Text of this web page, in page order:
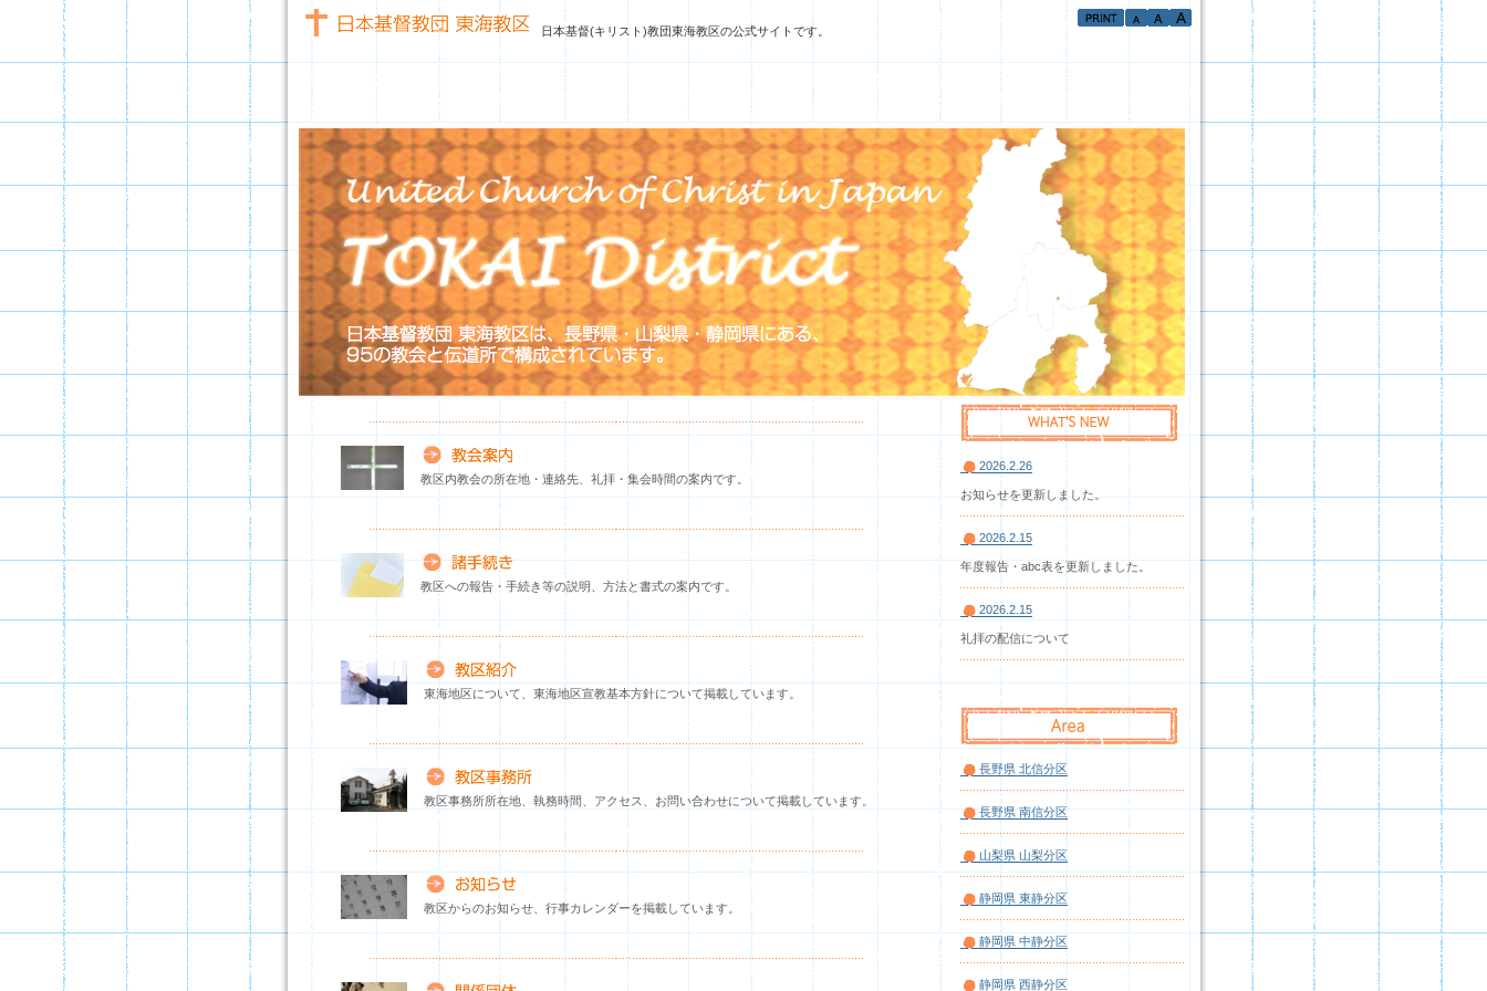
日本基督(キリスト)教団東海教区の公式サイトです。
教区内教会の所在地・連絡先、礼拝・集会時間の案内です。
教区への報告・手続き等の説明、方法と書式の案内です。
東海地区について、東海地区宣教基本方針について掲載しています。
教区事務所所在地、執務時間、アクセス、お問い合わせについて掲載しています。
教区からのお知らせ、行事カレンダーを掲載しています。
2026.2.26
お知らせを更新しました。
2026.2.15
年度報告・abc表を更新しました。
2026.2.15
礼拝の配信について
長野県 北信分区
長野県 南信分区
山梨県 山梨分区
静岡県 東静分区
静岡県 中静分区
静岡県 西静分区